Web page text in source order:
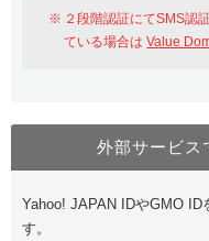
おすすめ One レンタ
Value
Value
２段階認証にてSMS認
ている場合はValue
外部サービス
Yahoo! JAPAN IDやGMO ID
す。